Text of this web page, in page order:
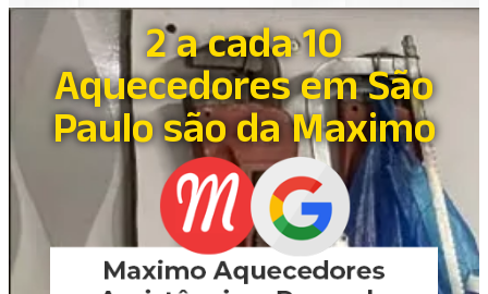
2 a cada 10
Aquecedores em São
Paulo são da Maximo